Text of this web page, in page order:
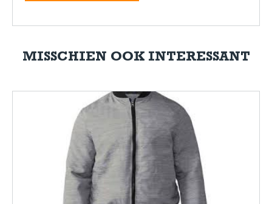
MISSCHIEN OOK INTERESSANT